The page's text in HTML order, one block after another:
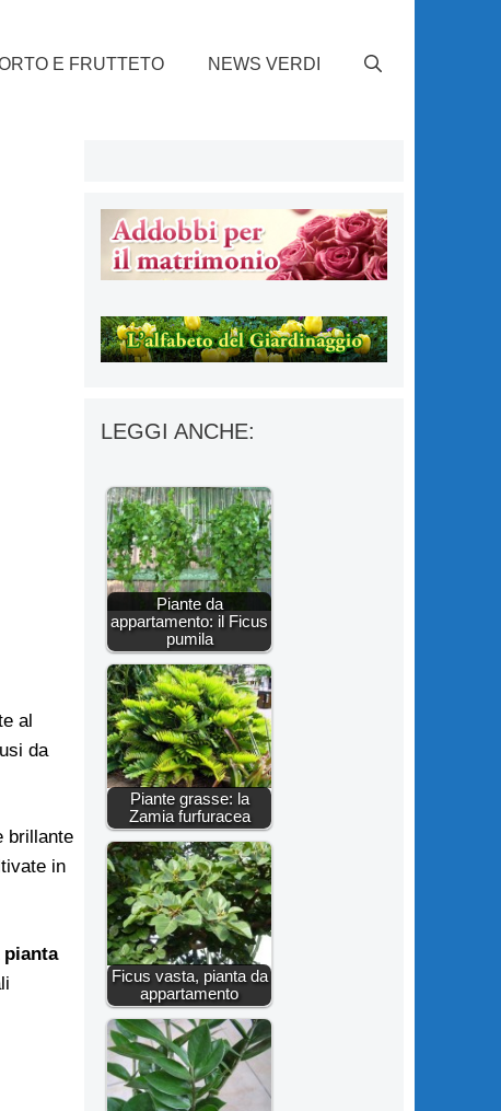
E FRUTTETO NEWS VERDI
al
da
brillante
in
pianta
LEGGI ANCHE:
Piante da
appartamento: il Ficus
pumila
Piante grasse: la
Zamia furfuracea
Ficus vasta, pianta da
appartamento